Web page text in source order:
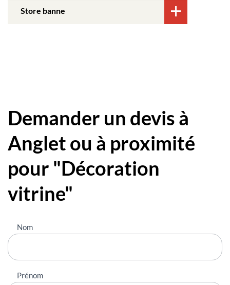
Store banne
Demander un devis à
Anglet ou à proximité
pour "Décoration
vitrine"
Nous
contacter
Nom
Prénom